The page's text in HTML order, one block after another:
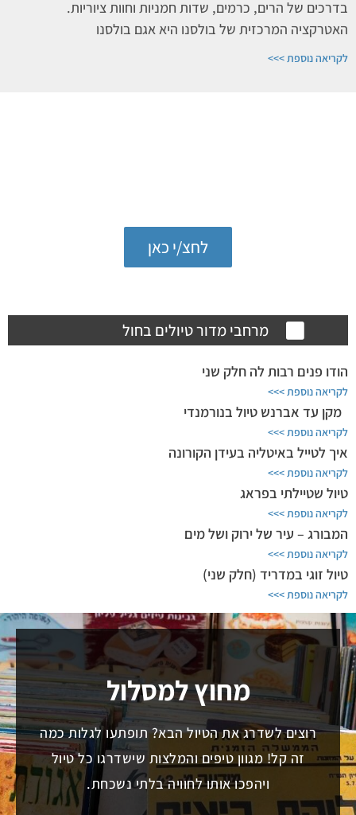
בדרכים של הרים, כרמים, שדות חמניות וחוות ציוריות.
האטרקציה המרכזית של בולסנו היא אגם בולסנו
לקריאה נוספת >>>
לחצ/י כאן
טיולים בחו"ל מרחבי מדור טיולים בחול
הודו פנים רבות לה חלק שני
לקריאה נוספת >>>
מקן עד אברנש טיול בנורמנדי
לקריאה נוספת >>>
איך לטייל באיטליה בעידן הקורונה
לקריאה נוספת >>>
טיול שטיילתי בפראג
לקריאה נוספת >>>
המבורג – עיר של ירוק ושל מים
לקריאה נוספת >>>
טיול זוגי במדריד (חלק שני)
לקריאה נוספת >>>
מחוץ למסלול
רוצים לשדרג את הטיול הבא? תופתעו לגלות כמה
זה קל! מגוון טיפים והמלצות שישדרגו כל טיול
ויהפכו אותו לחוויה בלתי נשכחת.